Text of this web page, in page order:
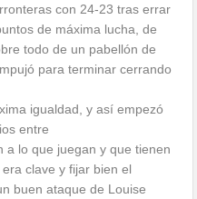
con 24-23 tras errar
de máxima lucha, de
todo de un pabellón de
para terminar cerrando
igualdad, y así empezó
entre
a lo que juegan y que tienen
clave y fijar bien el
buen ataque de Louise